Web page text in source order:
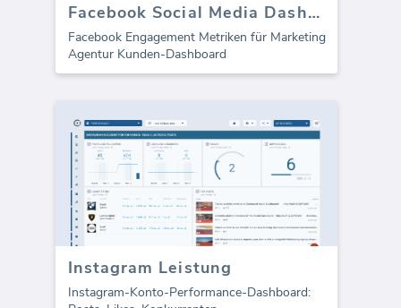
Facebook Social Media Dashboard Vorlage - Engagement
Facebook Engagement Metriken für Marketing
Agentur Kunden-Dashboard
Instagram Leistung
Instagram-Konto-Performance-Dashboard: